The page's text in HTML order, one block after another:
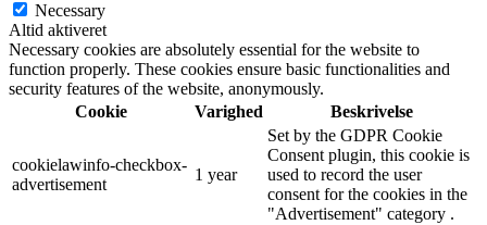
Necessary
Altid aktiveret
Necessary cookies are absolutely essential for the website to
function properly. These cookies ensure basic functionalities and
security features of the website, anonymously.
Cookie
Varighed Beskrivelse
cookielawinfo-checkbox-
advertisement
1 year
Set by the GDPR Cookie
Consent plugin, this cookie is
used to record the user
consent for the cookies in the
"Advertisement" category .